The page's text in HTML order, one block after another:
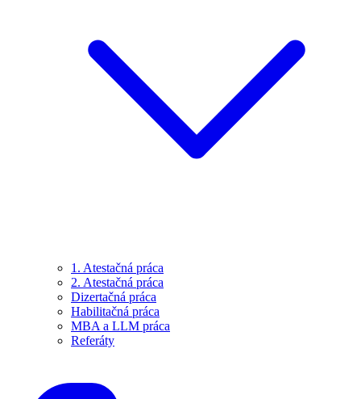
1. Atestačná práca
2. Atestačná práca
Dizertačná práca
Habilitačná práca
MBA a LLM práca
Referáty